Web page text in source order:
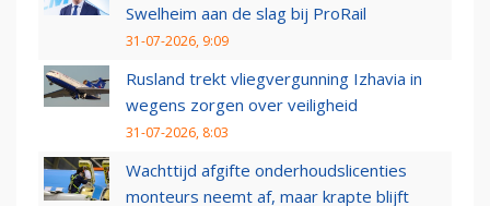
Swelheim aan de slag bij ProRail
31-07-2026, 9:09
Rusland trekt vliegvergunning Izhavia in
wegens zorgen over veiligheid
31-07-2026, 8:03
Wachttijd afgifte onderhoudslicenties
monteurs neemt af, maar krapte blijft